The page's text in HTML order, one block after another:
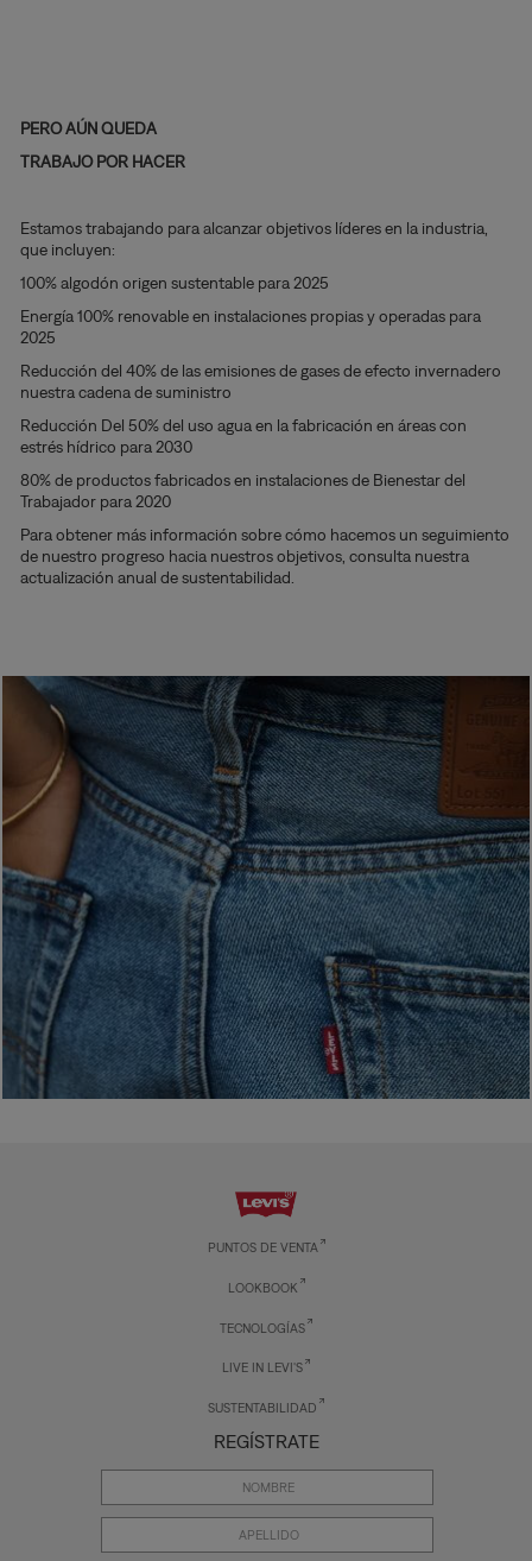
PERO AÚN QUEDA
TRABAJO POR HACER
Estamos trabajando para alcanzar objetivos líderes en la industria,
que incluyen:
100% algodón origen sustentable para 2025
Energía 100% renovable en instalaciones propias y operadas para
2025
Reducción del 40% de las emisiones de gases de efecto invernadero
nuestra cadena de suministro
Reducción Del 50% del uso agua en la fabricación en áreas con
estrés hídrico para 2030
80% de productos fabricados en instalaciones de Bienestar del
Trabajador para 2020
Para obtener más información sobre cómo hacemos un seguimiento
de nuestro progreso hacia nuestros objetivos, consulta nuestra
actualización anual de sustentabilidad.
PUNTOS DE VENTA
LOOKBOOK
TECNOLOGÍAS
LIVE IN LEVI'S
SUSTENTABILIDAD
REGÍSTRATE